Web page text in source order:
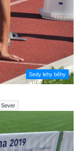
Sedy lehy běhy